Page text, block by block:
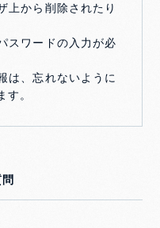
上から削除されたり
スワードの入力が必
は、忘れないように
。